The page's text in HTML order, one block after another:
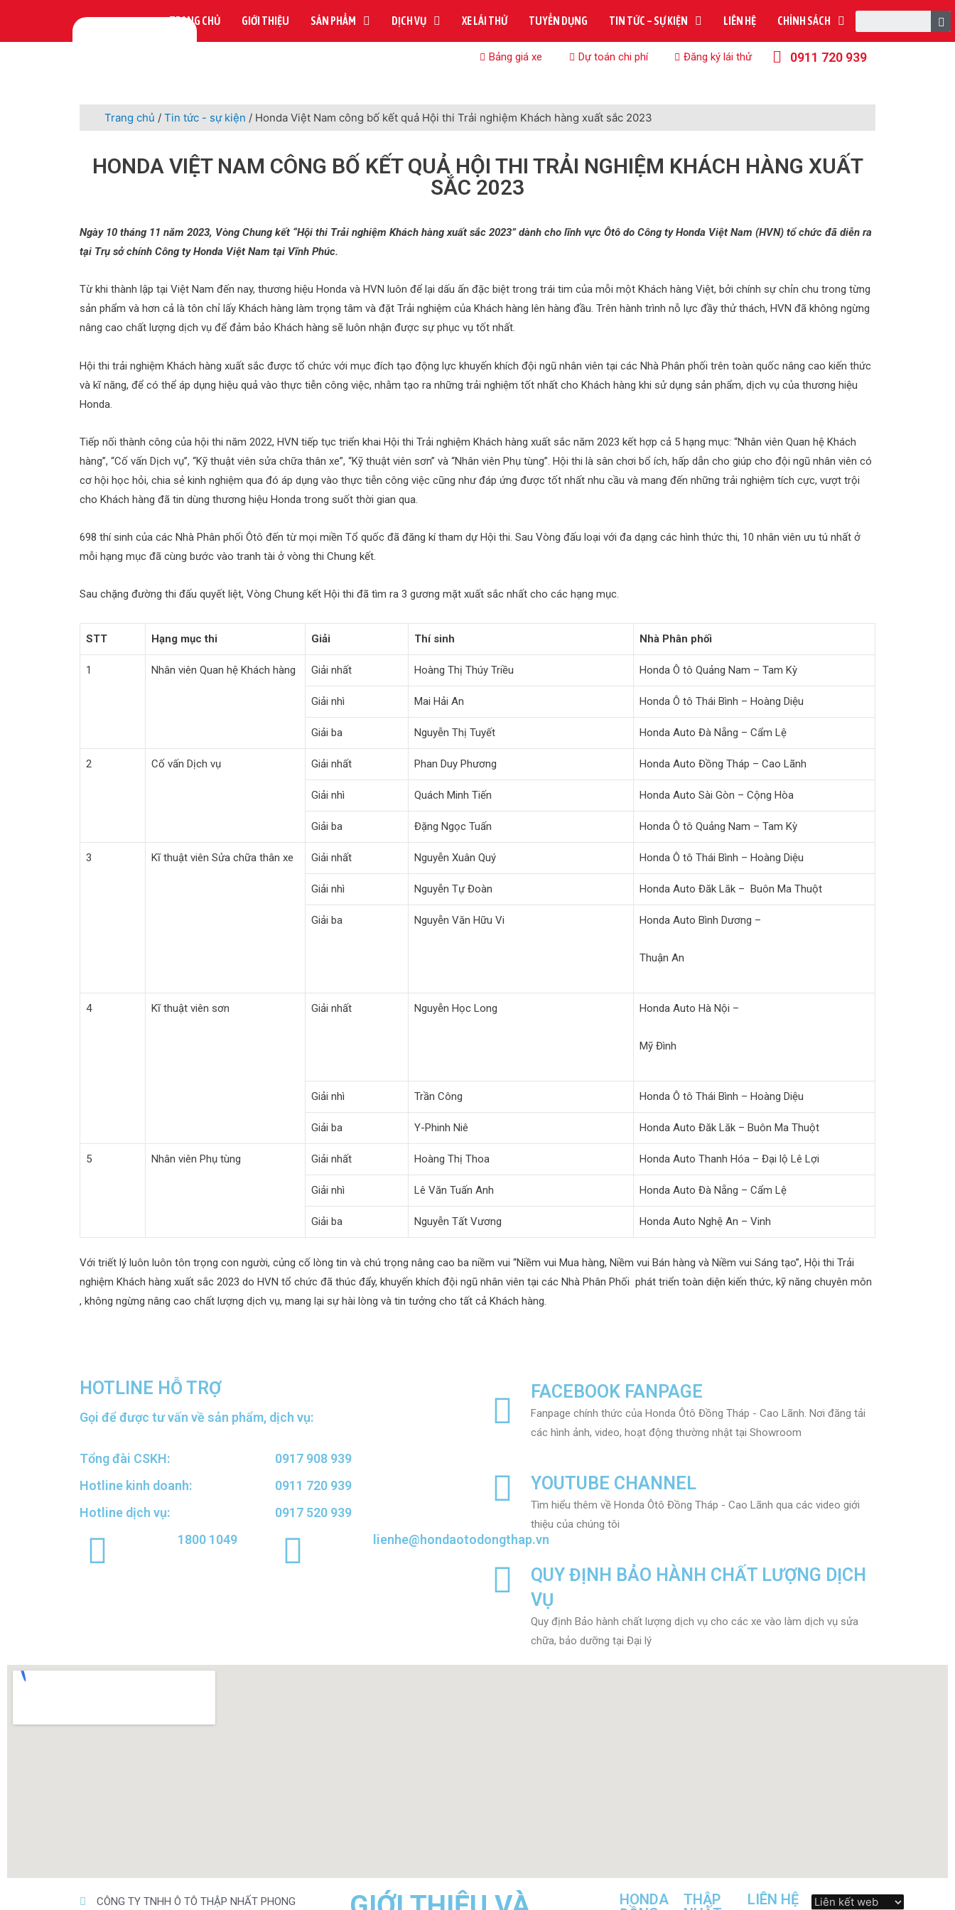
TRANG CHỦ GIỚI THIỆU SẢN PHẨM DỊCH VỤ XE LÁI THỬ TUYỂN DỤNG TIN TỨC – SỰ KIỆN LIÊN HỆ CHÍNH SÁCH
Bảng giá xe Dự toán chi phí Đăng ký lái thử 0911 720 939
Trang chủ / Tin tức - sự kiện / Honda Việt Nam công bố kết quả Hội thi Trải nghiệm Khách hàng xuất sắc 2023
HONDA VIỆT NAM CÔNG BỐ KẾT QUẢ HỘI THI TRẢI NGHIỆM KHÁCH HÀNG XUẤT
SẮC 2023
Ngày 10 tháng 11 năm 2023, Vòng Chung kết “Hội thi Trải nghiệm Khách hàng xuất sắc 2023” dành cho lĩnh vực Ôtô do Công ty Honda Việt Nam (HVN) tổ chức đã diễn ra
tại Trụ sở chính Công ty Honda Việt Nam tại Vĩnh Phúc.
Từ khi thành lập tại Việt Nam đến nay, thương hiệu Honda và HVN luôn để lại dấu ấn đặc biệt trong trái tim của mỗi một Khách hàng Việt, bởi chính sự chỉn chu trong từng
sản phẩm và hơn cả là tôn chỉ lấy Khách hàng làm trọng tâm và đặt Trải nghiệm của Khách hàng lên hàng đầu. Trên hành trình nỗ lực đầy thử thách, HVN đã không ngừng
nâng cao chất lượng dịch vụ để đảm bảo Khách hàng sẽ luôn nhận được sự phục vụ tốt nhất.
Hội thi trải nghiệm Khách hàng xuất sắc được tổ chức với mục đích tạo động lực khuyến khích đội ngũ nhân viên tại các Nhà Phân phối trên toàn quốc nâng cao kiến thức
và kĩ năng, để có thể áp dụng hiệu quả vào thực tiễn công việc, nhằm tạo ra những trải nghiệm tốt nhất cho Khách hàng khi sử dụng sản phẩm, dịch vụ của thương hiệu
Honda.
Tiếp nối thành công của hội thi năm 2022, HVN tiếp tục triển khai Hội thi Trải nghiệm Khách hàng xuất sắc năm 2023 kết hợp cả 5 hạng mục: “Nhân viên Quan hệ Khách
hàng”, “Cố vấn Dịch vụ”, “Kỹ thuật viên sửa chữa thân xe”, “Kỹ thuật viên sơn” và “Nhân viên Phụ tùng”. Hội thi là sân chơi bổ ích, hấp dẫn cho giúp cho đội ngũ nhân viên có
cơ hội học hỏi, chia sẻ kinh nghiệm qua đó áp dụng vào thực tiễn công việc cũng như đáp ứng được tốt nhất nhu cầu và mang đến những trải nghiệm tích cực, vượt trội
cho Khách hàng đã tin dùng thương hiệu Honda trong suốt thời gian qua.
698 thí sinh của các Nhà Phân phối Ôtô đến từ mọi miền Tổ quốc đã đăng kí tham dự Hội thi. Sau Vòng đấu loại với đa dạng các hình thức thi, 10 nhân viên ưu tú nhất ở
mỗi hạng mục đã cùng bước vào tranh tài ở vòng thi Chung kết.
Sau chặng đường thi đấu quyết liệt, Vòng Chung kết Hội thi đã tìm ra 3 gương mặt xuất sắc nhất cho các hạng mục.
STT Hạng mục thi Giải Thí sinh Nhà Phân phối
1 Nhân viên Quan hệ Khách hàng Giải nhất Hoàng Thị Thúy Triều Honda Ô tô Quảng Nam – Tam Kỳ
Giải nhì Mai Hải An Honda Ô tô Thái Bình – Hoàng Diệu
Giải ba Nguyễn Thị Tuyết Honda Auto Đà Nẵng – Cẩm Lệ
2 Cố vấn Dịch vụ Giải nhất Phan Duy Phương Honda Auto Đồng Tháp – Cao Lãnh
Giải nhì Quách Minh Tiến Honda Auto Sài Gòn – Cộng Hòa
Giải ba Đặng Ngọc Tuấn Honda Ô tô Quảng Nam – Tam Kỳ
3 Kĩ thuật viên Sửa chữa thân xe Giải nhất Nguyễn Xuân Quý Honda Ô tô Thái Bình – Hoàng Diệu
Giải nhì Nguyễn Tự Đoàn Honda Auto Đăk Lăk – Buôn Ma Thuột
Giải ba Nguyễn Văn Hữu Vi Honda Auto Bình Dương –
Thuận An
4 Kĩ thuật viên sơn Giải nhất Nguyễn Học Long Honda Auto Hà Nội –
Mỹ Đình
Giải nhì Trần Công Honda Ô tô Thái Bình – Hoàng Diệu
Giải ba Y-Phinh Niê Honda Auto Đăk Lăk – Buôn Ma Thuột
5 Nhân viên Phụ tùng Giải nhất Hoàng Thị Thoa Honda Auto Thanh Hóa – Đại lộ Lê Lợi
Giải nhì Lê Văn Tuấn Anh Honda Auto Đà Nẵng – Cẩm Lệ
Giải ba Nguyễn Tất Vương Honda Auto Nghệ An – Vinh
Với triết lý luôn luôn tôn trọng con người, củng cố lòng tin và chú trọng nâng cao ba niềm vui “Niềm vui Mua hàng, Niềm vui Bán hàng và Niềm vui Sáng tạo”, Hội thi Trải
nghiệm Khách hàng xuất sắc 2023 do HVN tổ chức đã thúc đẩy, khuyến khích đội ngũ nhân viên tại các Nhà Phân Phối phát triển toàn diện kiến thức, kỹ năng chuyên môn
, không ngừng nâng cao chất lượng dịch vụ, mang lại sự hài lòng và tin tưởng cho tất cả Khách hàng.
HOTLINE HỖ TRỢ
Gọi để được tư vấn về sản phẩm, dịch vụ:
Tổng đài CSKH:
Hotline kinh doanh:
Hotline dịch vụ:
0917 908 939
0911 720 939
0917 520 939
1800 1049
lienhe@hondaotodongthap.vn
FACEBOOK FANPAGE
Fanpage chính thức của Honda Ôtô Đồng Tháp - Cao Lãnh. Nơi đăng tải
các hình ảnh, video, hoạt động thường nhật tại Showroom
YOUTUBE CHANNEL
Tìm hiểu thêm về Honda Ôtô Đồng Tháp - Cao Lãnh qua các video giới
thiệu của chúng tôi
QUY ĐỊNH BẢO HÀNH CHẤT LƯỢNG DỊCH
VỤ
Quy định Bảo hành chất lượng dịch vụ cho các xe vào làm dịch vụ sửa
chữa, bảo dưỡng tại Đại lý
CÔNG TY TNHH Ô TÔ THẬP NHẤT PHONG
HONDA
THẬP
LIÊN HỆ